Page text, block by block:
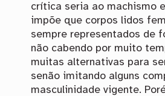
crítica seria ao machismo
impõe que corpos lidos
sempre representados de
não cabendo por muito
muitas alternativas para
senão imitando alguns
masculinidade vigente.